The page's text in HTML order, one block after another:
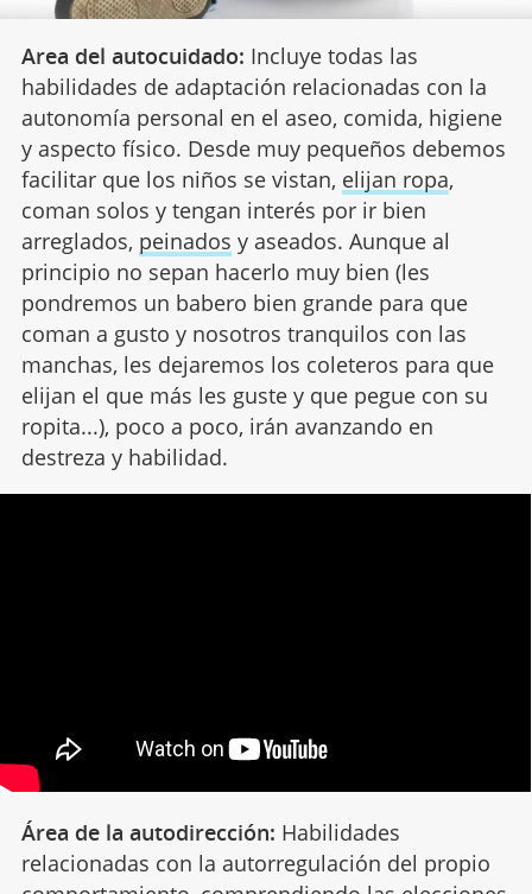
Area del autocuidado: Incluye todas las
habilidades de adaptación relacionadas con la
autonomía personal en el aseo, comida, higiene
y aspecto físico. Desde muy pequeños debemos
facilitar que los niños se vistan, elijan ropa,
coman solos y tengan interés por ir bien
arreglados, peinados y aseados. Aunque al
principio no sepan hacerlo muy bien (les
pondremos un babero bien grande para que
coman a gusto y nosotros tranquilos con las
manchas, les dejaremos los coleteros para que
elijan el que más les guste y que pegue con su
ropita...), poco a poco, irán avanzando en
destreza y habilidad.
Área de la autodirección: Habilidades
relacionadas con la autorregulación del propio